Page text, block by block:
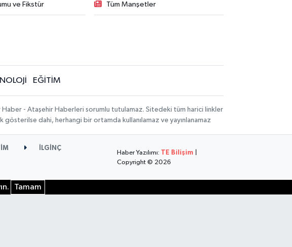
ve Fikstür Tüm Manşetler
EĞİTİM
Haber - Ataşehir Haberleri sorumlu tutulamaz. Sitedeki tüm harici linkler
gösterilse dahi, herhangi bir ortamda kullanılamaz ve yayınlanamaz
İLGİNÇ
Haber Yazılımı: TE Bilişim
Copyright © 2026
Tamam